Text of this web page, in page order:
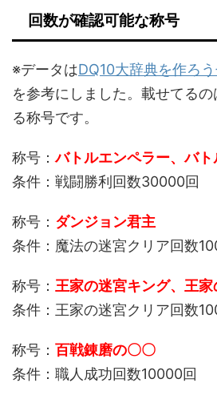
回数が確認可能な称号
※データはDQ10大辞典を作ろ
を参考にしました。載せてるの
る称号です。
称号：バトルエンペラー、バ
条件：戦闘勝利回数30000回
称号： ダンジョン君主
条件：魔法の迷宮クリア回数
称号： 王家の迷宮キング、王
条件：王家の迷宮クリア回数
称号： 百戦錬磨の〇〇
条件：職人成功回数10000回